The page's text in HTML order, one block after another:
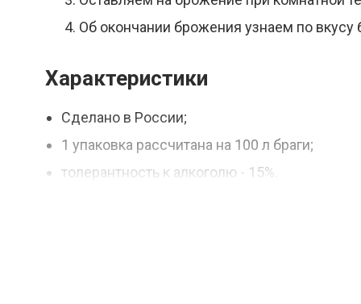
Об окончании брожения узнаем по
Характеристики
Сделано в России;
1 упаковка рассчитана на 100 л браги;
толерантность к алкоголю - 15%.